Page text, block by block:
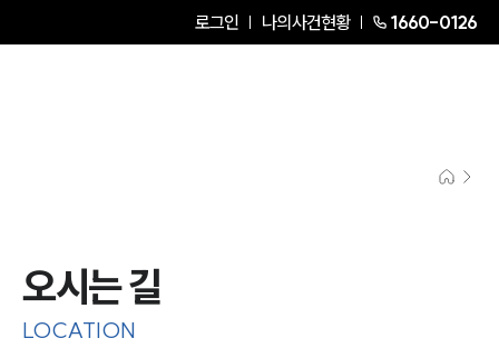
로그인 나의사건현황 1660-0126
오시는 길
LOCATION